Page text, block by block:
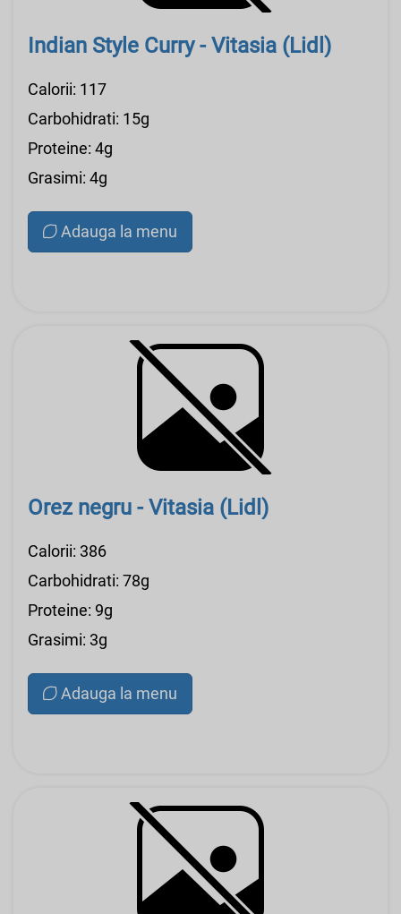
Indian Style Curry - Vitasia (Lidl)
Calorii: 117
Carbohidrati: 15g
Proteine: 4g
Grasimi: 4g
Adauga la menu
Orez negru - Vitasia (Lidl)
Calorii: 386
Carbohidrati: 78g
Proteine: 9g
Grasimi: 3g
Adauga la menu